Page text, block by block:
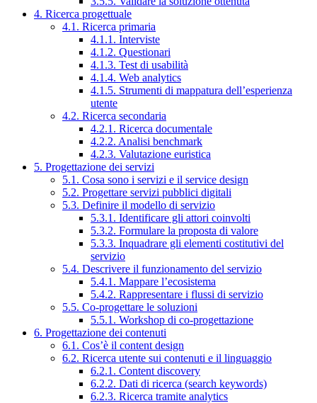
4. Ricerca progettuale
4.1. Ricerca primaria
4.1.1. Interviste
4.1.2. Questionari
4.1.3. Test di usabilità
4.1.4. Web analytics
4.1.5. Strumenti di mappatura dell’esperienza
utente
4.2. Ricerca secondaria
4.2.1. Ricerca documentale
4.2.2. Analisi benchmark
4.2.3. Valutazione euristica
5. Progettazione dei servizi
5.1. Cosa sono i servizi e il service design
5.2. Progettare servizi pubblici digitali
5.3. Definire il modello di servizio
5.3.1. Identificare gli attori coinvolti
5.3.2. Formulare la proposta di valore
5.3.3. Inquadrare gli elementi costitutivi del
servizio
5.4. Descrivere il funzionamento del servizio
5.4.1. Mappare l’ecosistema
5.4.2. Rappresentare i flussi di servizio
5.5. Co-progettare le soluzioni
5.5.1. Workshop di co-progettazione
6. Progettazione dei contenuti
6.1. Cos’è il content design
6.2. Ricerca utente sui contenuti e il linguaggio
6.2.1. Content discovery
6.2.2. Dati di ricerca (search keywords)
6.2.3. Ricerca tramite analytics